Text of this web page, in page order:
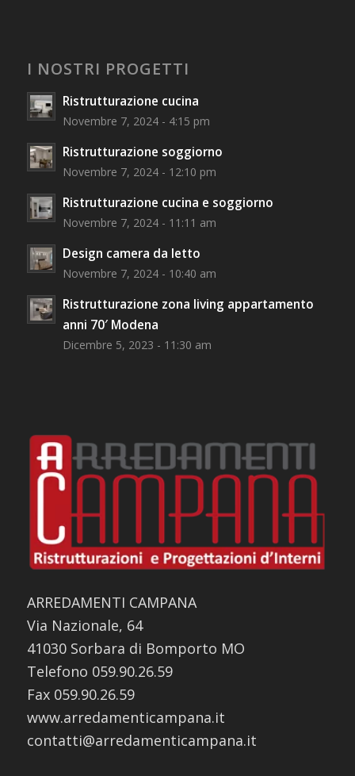
I NOSTRI PROGETTI
Ristrutturazione cucina
Novembre 7, 2024 - 4:15 pm
Ristrutturazione soggiorno
Novembre 7, 2024 - 12:10 pm
Ristrutturazione cucina e soggiorno
Novembre 7, 2024 - 11:11 am
Design camera da letto
Novembre 7, 2024 - 10:40 am
Ristrutturazione zona living appartamento
anni 70′ Modena
Dicembre 5, 2023 - 11:30 am
ARREDAMENTI CAMPANA
Via Nazionale, 64
41030 Sorbara di Bomporto MO
Telefono 059.90.26.59
Fax 059.90.26.59
www.arredamenticampana.it
contatti@arredamenticampana.it